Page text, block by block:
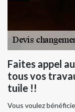
Faites appel
tous vos
tuile !!
Vous voulez